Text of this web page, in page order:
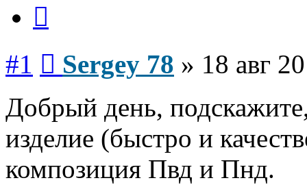
#1 Sergey 78 » 18 авг
Добрый день,
изделие (быстро и
композиция Пвд и Пнд.